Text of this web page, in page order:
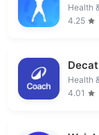
Health
4.25
Health
4.01